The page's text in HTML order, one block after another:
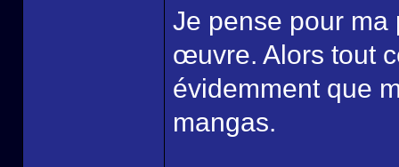
Je pense pour ma
œuvre. Alors tout
évidemment que
mangas.